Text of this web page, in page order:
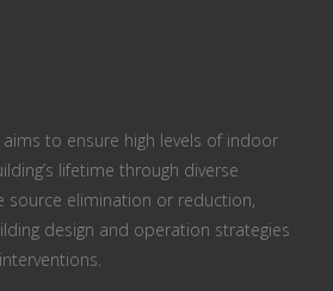
aims to ensure high levels of indoor
lifetime through diverse
source elimination or reduction,
design and operation strategies